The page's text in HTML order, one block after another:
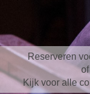
Reserveren
Kijk voor alle